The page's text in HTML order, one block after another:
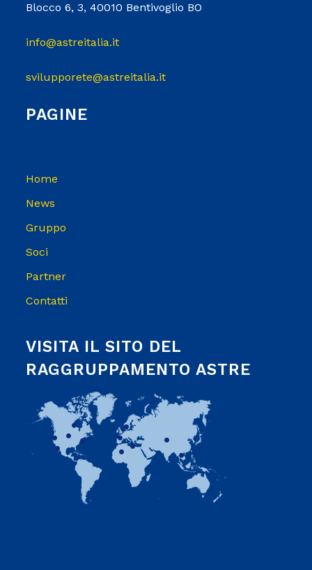
Blocco 6, 3, 40010 Bentivoglio BO
info@astreitalia.it
svilupporete@astreitalia.it
PAGINE
Home
News
Gruppo
Soci
Partner
Contatti
VISITA IL SITO DEL
RAGGRUPPAMENTO ASTRE